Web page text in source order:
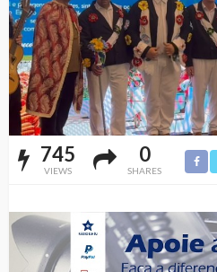
745
VIEWS
0
SHARES